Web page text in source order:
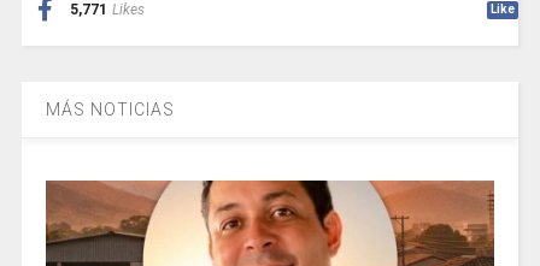
5,771 Likes Like
MÁS NOTICIAS